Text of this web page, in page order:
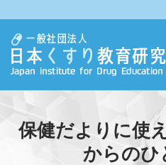
保健だよりに使
からのひ